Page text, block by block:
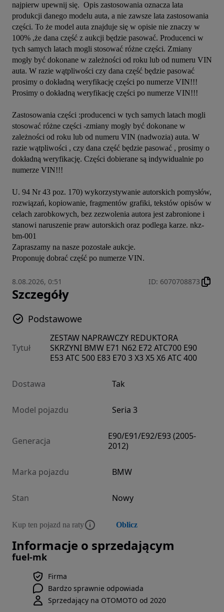
najpierw upewnij się.  Opis zastosowania oznacza lata
produkcji danego modelu auta, a nie zawsze lata zastosowania
części. To że model auta znajduje się w opisie nie znaczy w
100% ,że dana część z aukcji będzie pasować. Producenci w
tych samych latach mogli stosować różne części. Zmiany
mogły być dokonane w zależności od roku lub od numeru VIN
auta. W razie wątpliwości czy dana część będzie pasować
prosimy o dokładną weryfikację części po numerze VIN!!!
Prosimy o dokładną weryfikację części po numerze VIN!!!
Zastosowania części :producenci w tych samych latach mogli
stosować różne części -zmiany mogły być dokonane w
zależności od roku lub od numeru VIN (nadwozia) auta. W
razie wątpliwości , czy dana część będzie pasować , prosimy o
dokładną weryfikację. Części dobierane są indywidualnie po
numerze VIN!!!
U. 94 Nr 43 poz. 170) wykorzystywanie autorskich pomysłów,
rozwiązań, kopiowanie, fragmentów grafiki, tekstów opisów w
celach zarobkowych, bez zezwolenia autora jest zabronione i
stanowi naruszenie praw autorskich oraz podlega karze. nkz-
bm-001
Zapraszamy na nasze pozostałe aukcje.
Proponuję dobrać część po numerze VIN.
8.08.2026, 0:51 ID: 6070708873
Szczegóły
Podstawowe
Tytuł
ZESTAW NAPRAWCZY REDUKTORA
SKRZYNI BMW E71 N62 E72 ATC700 E90
E53 ATC 500 E83 E70 3 X3 X5 X6 ATC 400
Dostawa Tak
Model pojazdu Seria 3
Generacja
E90/E91/E92/E93 (2005-
2012)
Marka pojazdu BMW
Stan Nowy
Kup ten pojazd na raty Oblicz
Informacje o sprzedającym
fuel-mk
Firma
Bardzo sprawnie odpowiada
Sprzedający na OTOMOTO od 2020